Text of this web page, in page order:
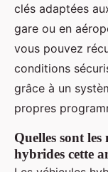
clés adaptées
gare ou en
vous pouvez
conditions
grâce à un
propres
Quelles sont
hybrides cette